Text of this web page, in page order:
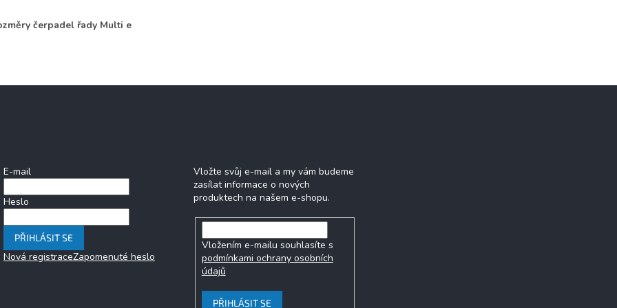
čerpadel řady Multi e
E-mail
Heslo
PŘIHLÁSIT SE
Nová registraceZapomenuté heslo
Vložte svůj e-mail a my vám budeme
zasílat informace o nových
produktech na našem e-shopu.
Vložením e-mailu souhlasíte s
podmínkami ochrany osobních
údajů
PŘIHLÁSIT SE